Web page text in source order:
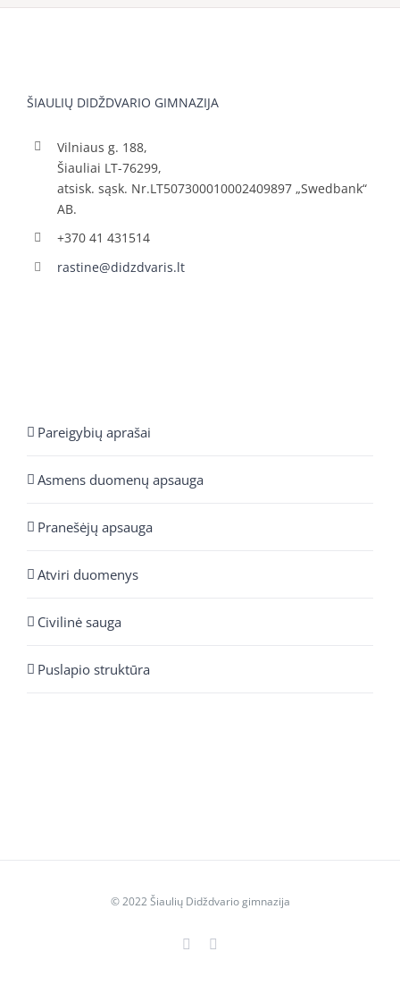
ŠIAULIŲ DIDŽDVARIO GIMNAZIJA
Vilniaus g. 188,
Šiauliai LT-76299,
atsisk. sąsk. Nr.LT507300010002409897 „Swedbank“
AB.
+370 41 431514
rastine@didzdvaris.lt
Pareigybių aprašai
Asmens duomenų apsauga
Pranešėjų apsauga
Atviri duomenys
Civilinė sauga
Puslapio struktūra
© 2022 Šiaulių Didždvario gimnazija
Facebook